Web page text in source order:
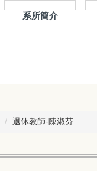
系所簡介
退休教師-陳淑芬